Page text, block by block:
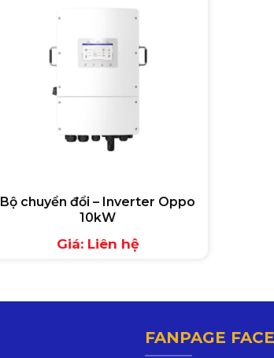
Bộ chuyển đổi – Inverter Oppo
10kW
Giá: Liên hệ
FANPAGE